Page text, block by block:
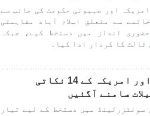
اور صہیونی حکومت کی جانب سے
سے متعلق اسلام آباد مفاہمتی
انداز میں دستخط کیے، جبکہ
ثالث کا کردار ادا کیا۔
وائٹ ہاؤس سے بھی ایران اور امریکہ کے 14 نکاتی
سامنے آگئیں
سوئٹزرلینڈ میں دستخط کے لیے تیار